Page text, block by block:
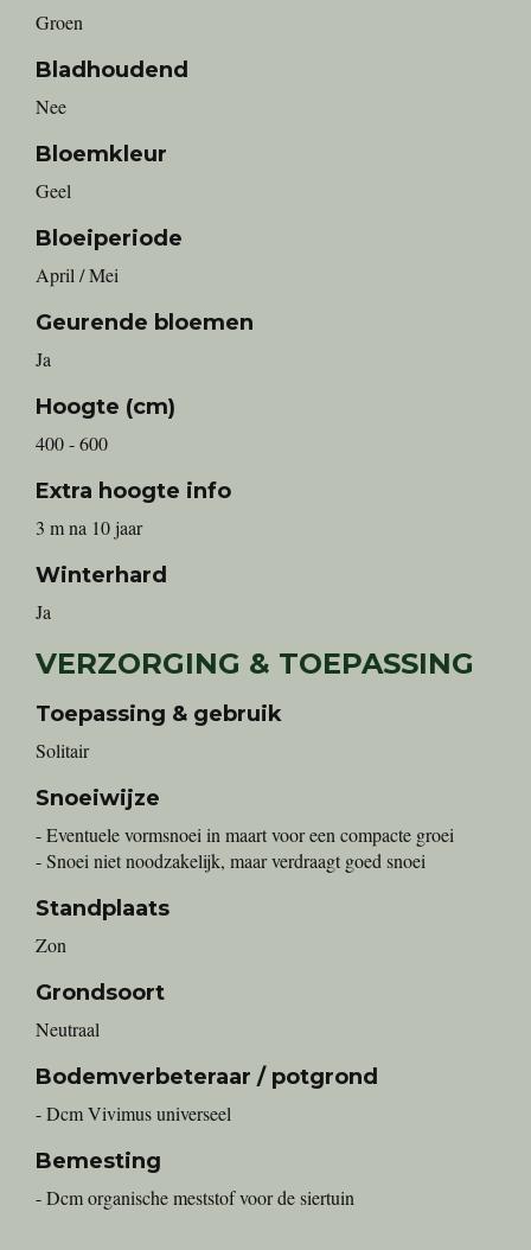
Groen
Bladhoudend
Nee
Bloemkleur
Geel
Bloeiperiode
April / Mei
Geurende bloemen
Ja
Hoogte (cm)
400 - 600
Extra hoogte info
3 m na 10 jaar
Winterhard
Ja
VERZORGING & TOEPASSING
Toepassing & gebruik
Solitair
Snoeiwijze
- Eventuele vormsnoei in maart voor een compacte groei
- Snoei niet noodzakelijk, maar verdraagt goed snoei
Standplaats
Zon
Grondsoort
Neutraal
Bodemverbeteraar / potgrond
- Dcm Vivimus universeel
Bemesting
- Dcm organische meststof voor de siertuin